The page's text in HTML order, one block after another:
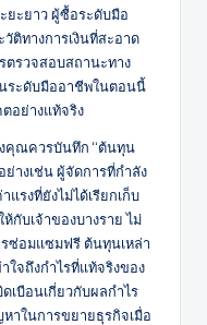
ะยาว ผู้ซื้อระดับมือ
ติทางการเงินที่สะอาด
ตรวจสอบสถานะทาง
ระดับมืออาชีพในตอนนี้
อย่างแท้จริง
คุณควรบันทึก “ต้นทุน
ย่างเช่น ผู้จัดการที่กำลัง
รงที่ยังไม่ได้เรียกเก็บ
กับเจ้าของบางราย ไม่
ซ่อมแซมฟรี ต้นทุนเหล่า
ใจถึงกำไรที่แท้จริงของ
บือนเกี่ยวกับผลกำไร
าในการขยายธุรกิจเมื่อ